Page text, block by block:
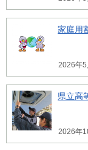
家庭用
2026年5
県立高
2026年